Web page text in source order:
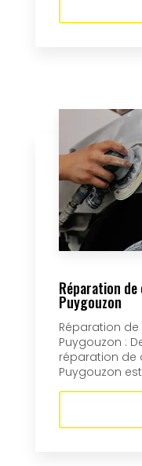
Réparation
Puygouzon
Réparation
Puygouzon :
réparation de
Puygouzon